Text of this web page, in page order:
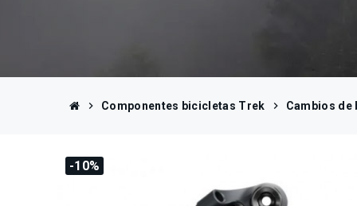
chevron_right Componentes bicicletas Trek chevron_right Cambios de
-10%